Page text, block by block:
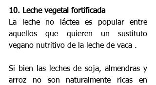
10. Leche vegetal fortificada
La leche no láctea es popular entre
aquellos que quieren un sustituto
vegano nutritivo de la leche de vaca .
Si bien las leches de soja, almendras y
arroz no son naturalmente ricas en